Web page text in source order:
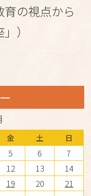
の視点から
）
金 土 日
5 6
7
12 13
14
19 20
21